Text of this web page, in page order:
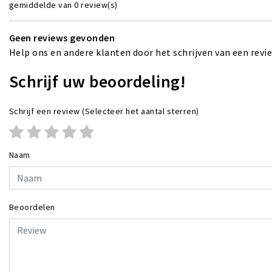
gemiddelde van 0 review(s)
Geen reviews gevonden
Help ons en andere klanten door het schrijven van een
Schrijf uw beoordeling!
Schrijf een review (Selecteer het aantal sterren)
Naam
Beoordelen